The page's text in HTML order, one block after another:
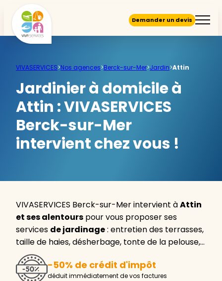
Demander un devis
VIVASERVICES>Nos agences>Berck-sur-Mer>Jardin>Attin
Jardinier à domicile à
Attin :VIVASERVICES
Berck-sur-Mer
intervient chez vous !
VIVASERVICES Berck-sur-Mer intervient àAttin
et ses alentours pour vous proposer ses
services de jardinage: entretien des terrasses,
taille de haies, désherbage, tonte de la pelouse,…
-50% de crédit d'impôt
déduit immédiatement de vos factures